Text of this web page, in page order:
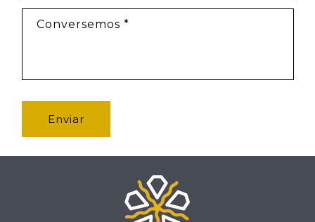
Conversemos *
Enviar